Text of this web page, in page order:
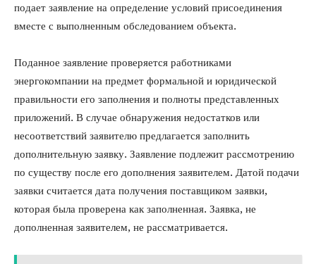
подает заявление на определение условий присоединения
вместе с выполненным обследованием объекта.
Поданное заявление проверяется работниками
энергокомпании на предмет формальной и юридической
правильности его заполнения и полноты представленных
приложений. В случае обнаружения недостатков или
несоответствий заявителю предлагается заполнить
дополнительную заявку. Заявление подлежит рассмотрению
по существу после его дополнения заявителем. Датой подачи
заявки считается дата получения поставщиком заявки,
которая была проверена как заполненная. Заявка, не
дополненная заявителем, не рассматривается.